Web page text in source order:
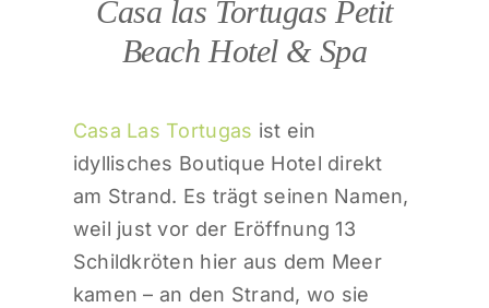
Casa las Tortugas Petit
Beach Hotel & Spa
Casa Las Tortugas ist ein
idyllisches Boutique Hotel direkt
am Strand. Es trägt seinen Namen,
weil just vor der Eröffnung 13
Schildkröten hier aus dem Meer
kamen – an den Strand, wo sie